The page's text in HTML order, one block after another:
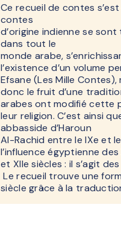
Ce recueil de contes
contes
d’origine indienne se
dans tout le
monde arabe,
l’existence d’un volume
Efsane (Les Mille
donc le fruit d’une
arabes ont modifié cette
leur religion. C’est ainsi
abbasside d’Haroun
Al-Rachid entre le IXe et
l’influence égyptienne des
et XIIe siècles : il s’agit
Le recueil trouve une
siècle grâce à la